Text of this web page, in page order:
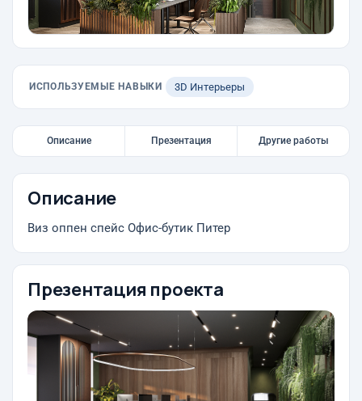
ИСПОЛЬЗУЕМЫЕ НАВЫКИ 3D Интерьеры
Описание Презентация Другие работы
Описание
Виз оппен спейс Офис-бутик Питер
Презентация проекта